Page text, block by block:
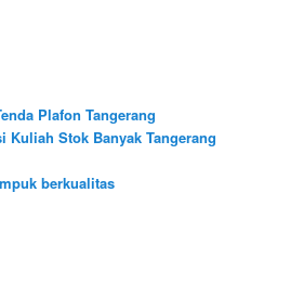
Plafon Tangerang
Kuliah Stok Banyak Tangerang
berkualitas